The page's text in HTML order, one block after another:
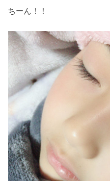
ちーん！！